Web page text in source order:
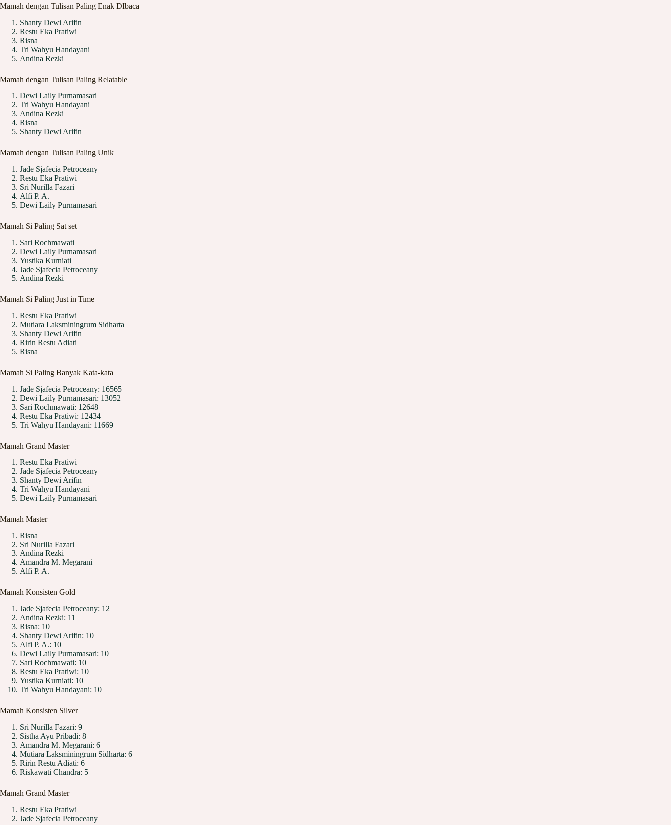
Mamah dengan Tulisan Paling Enak DIbaca
Shanty Dewi Arifin
Restu Eka Pratiwi
Risna
Tri Wahyu Handayani
Andina Rezki
Mamah dengan Tulisan Paling Relatable
Dewi Laily Purnamasari
Tri Wahyu Handayani
Andina Rezki
Risna
Shanty Dewi Arifin
Mamah dengan Tulisan Paling Unik
Jade Sjafecia Petroceany
Restu Eka Pratiwi
Sri Nurilla Fazari
Alfi P. A.
Dewi Laily Purnamasari
Mamah Si Paling Sat set
Sari Rochmawati
Dewi Laily Purnamasari
Yustika Kurniati
Jade Sjafecia Petroceany
Andina Rezki
Mamah Si Paling Just in Time
Restu Eka Pratiwi
Mutiara Laksminingrum Sidharta
Shanty Dewi Arifin
Ririn Restu Adiati
Risna
Mamah Si Paling Banyak Kata-kata
Jade Sjafecia Petroceany: 16565
Dewi Laily Purnamasari: 13052
Sari Rochmawati: 12648
Restu Eka Pratiwi: 12434
Tri Wahyu Handayani: 11669
Mamah Grand Master
Restu Eka Pratiwi
Jade Sjafecia Petroceany
Shanty Dewi Arifin
Tri Wahyu Handayani
Dewi Laily Purnamasari
Mamah Master
Risna
Sri Nurilla Fazari
Andina Rezki
Amandra M. Megarani
Alfi P. A.
Mamah Konsisten Gold
Jade Sjafecia Petroceany: 12
Andina Rezki: 11
Risna: 10
Shanty Dewi Arifin: 10
Alfi P. A.: 10
Dewi Laily Purnamasari: 10
Sari Rochmawati: 10
Restu Eka Pratiwi: 10
Yustika Kurniati: 10
Tri Wahyu Handayani: 10
Mamah Konsisten Silver
Sri Nurilla Fazari: 9
Sistha Ayu Pribadi: 8
Amandra M. Megarani: 6
Mutiara Laksminingrum Sidharta: 6
Ririn Restu Adiati: 6
Riskawati Chandra: 5
Mamah Grand Master
Restu Eka Pratiwi
Jade Sjafecia Petroceany